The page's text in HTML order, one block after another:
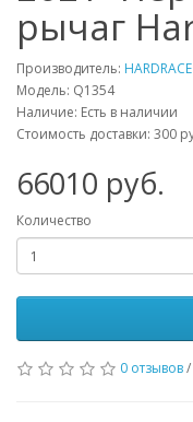
рычаг
Производитель: HARDRACE
Модель: Q1354
Наличие: Есть в наличии
Стоимость доставки: 300
66010 руб.
Количество
0 отзывов/